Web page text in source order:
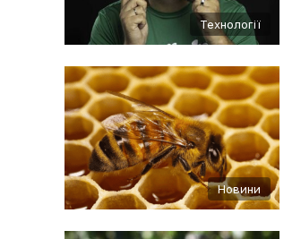
Технології
Новини